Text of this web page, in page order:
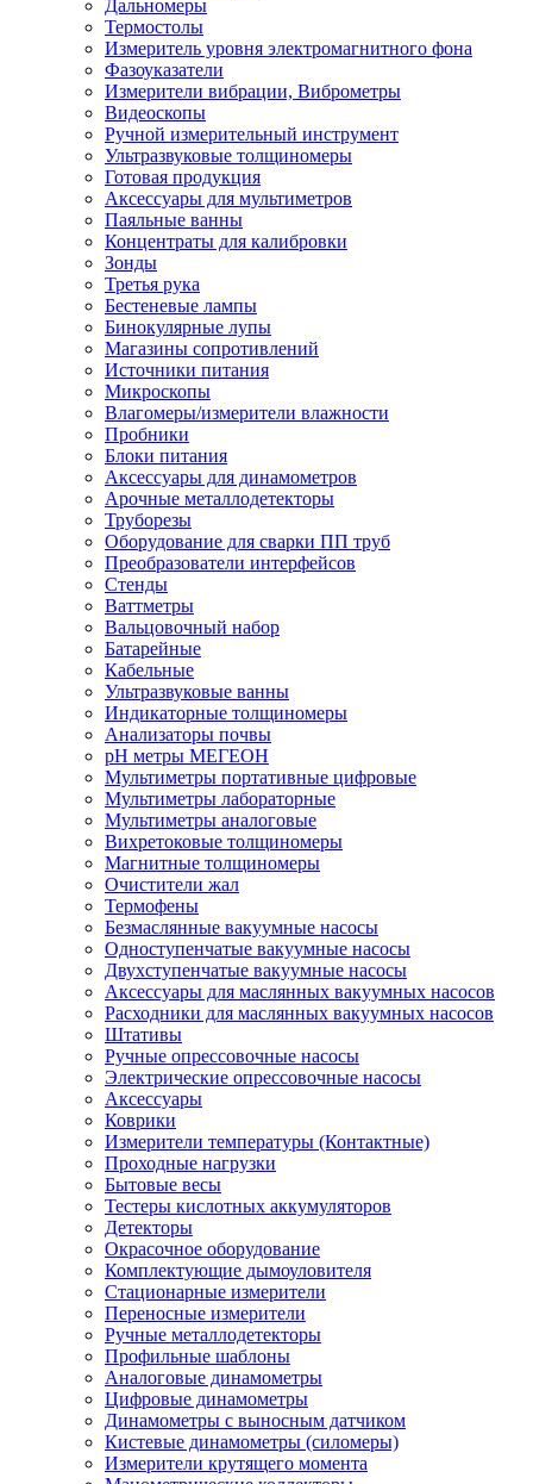
Дальномеры
Термостолы
Измеритель уровня электромагнитного фона
Фазоуказатели
Измерители вибрации, Виброметры
Видеоскопы
Ручной измерительный инструмент
Ультразвуковые толщиномеры
Готовая продукция
Аксессуары для мультиметров
Паяльные ванны
Концентраты для калибровки
Зонды
Третья рука
Бестеневые лампы
Бинокулярные лупы
Магазины сопротивлений
Источники питания
Микроскопы
Влагомеры/измерители влажности
Пробники
Блоки питания
Аксессуары для динамометров
Арочные металлодетекторы
Труборезы
Оборудование для сварки ПП труб
Преобразователи интерфейсов
Стенды
Ваттметры
Вальцовочный набор
Батарейные
Кабельные
Ультразвуковые ванны
Индикаторные толщиномеры
Анализаторы почвы
рН метры МЕГЕОН
Мультиметры портативные цифровые
Мультиметры лабораторные
Мультиметры аналоговые
Вихретоковые толщиномеры
Магнитные толщиномеры
Очистители жал
Термофены
Безмаслянные вакуумные насосы
Одноступенчатые вакуумные насосы
Двухступенчатые вакуумные насосы
Аксессуары для маслянных вакуумных насосов
Расходники для маслянных вакуумных насосов
Штативы
Ручные опрессовочные насосы
Электрические опрессовочные насосы
Аксессуары
Коврики
Измерители температуры (Контактные)
Проходные нагрузки
Бытовые весы
Тестеры кислотных аккумуляторов
Детекторы
Окрасочное оборудование
Комплектующие дымоуловителя
Стационарные измерители
Переносные измерители
Ручные металлодетекторы
Профильные шаблоны
Аналоговые динамометры
Цифровые динамометры
Динамометры с выносным датчиком
Кистевые динамометры (силомеры)
Измерители крутящего момента